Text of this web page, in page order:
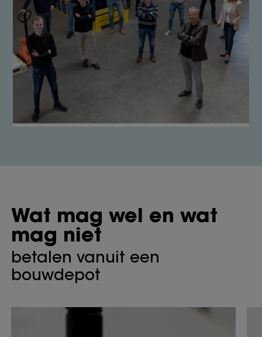
Wat mag wel en wat
mag niet
betalen vanuit een
bouwdepot